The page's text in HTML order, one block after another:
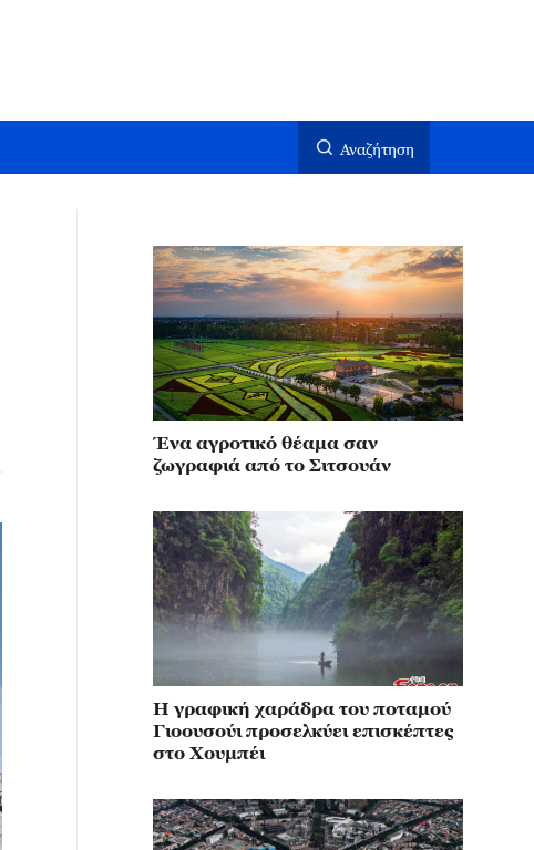
Αναζήτηση
Ένα αγροτικό θέαμα σαν
ζωγραφιά από το Σιτσουάν
Η γραφική χαράδρα του ποταμού
Γιοουσούι προσελκύει επισκέπτες
στο Χουμπέι